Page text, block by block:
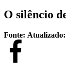
O silêncio
Fonte: Atualizado: